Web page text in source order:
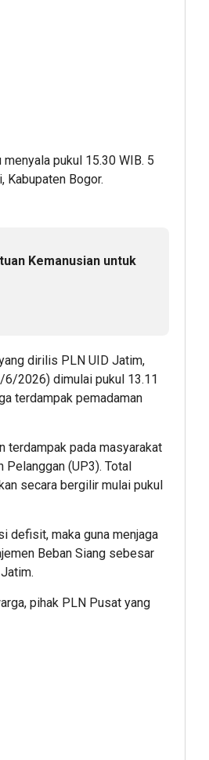
pukul 15.30 WIB. 5
Kabupaten Bogor.
Kemanusian untuk
dirilis PLN UID Jatim,
6/2026) dimulai pukul 13.11
terdampak pemadaman
terdampak pada masyarakat
Pelanggan (UP3). Total
secara bergilir mulai pukul
defisit, maka guna menjaga
Beban Siang sebesar
pihak PLN Pusat yang